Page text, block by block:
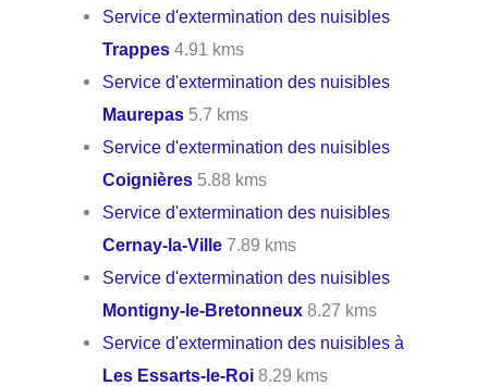
Service d'extermination des nuisibles
Trappes 4.91 kms
Service d'extermination des nuisibles
Maurepas 5.7 kms
Service d'extermination des nuisibles
Coignières 5.88 kms
Service d'extermination des nuisibles
Cernay-la-Ville 7.89 kms
Service d'extermination des nuisibles
Montigny-le-Bretonneux 8.27 kms
Service d'extermination des nuisibles à
Les Essarts-le-Roi 8.29 kms